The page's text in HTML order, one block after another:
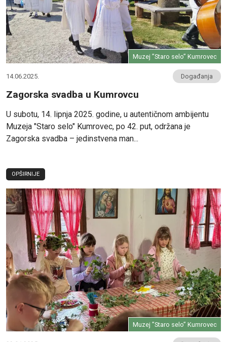
Muzej ”Staro selo” Kumrovec
14.06.2025. Događanja
Zagorska svadba u Kumrovcu
U subotu, 14. lipnja 2025. godine, u autentičnom ambijentu
Muzeja "Staro selo" Kumrovec, po 42. put, održana je
Zagorska svadba – jedinstvena man...
OPŠIRNIJE
Muzej ”Staro selo” Kumrovec